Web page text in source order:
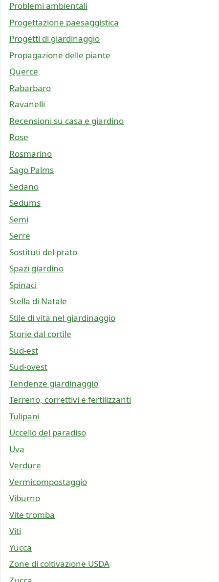
Problemi ambientali
Progettazione paesaggistica
Progetti di giardinaggio
Propagazione delle piante
Querce
Rabarbaro
Ravanelli
Recensioni su casa e giardino
Rose
Rosmarino
Sago Palms
Sedano
Sedums
Semi
Serre
Sostituti del prato
Spazi giardino
Spinaci
Stella di Natale
Stile di vita nel giardinaggio
Storie dal cortile
Sud-est
Sud-ovest
Tendenze giardinaggio
Terreno, correttivi e fertilizzanti
Tulipani
Uccello del paradiso
Uva
Verdure
Vermicompostaggio
Viburno
Vite tromba
Viti
Yucca
Zone di coltivazione USDA